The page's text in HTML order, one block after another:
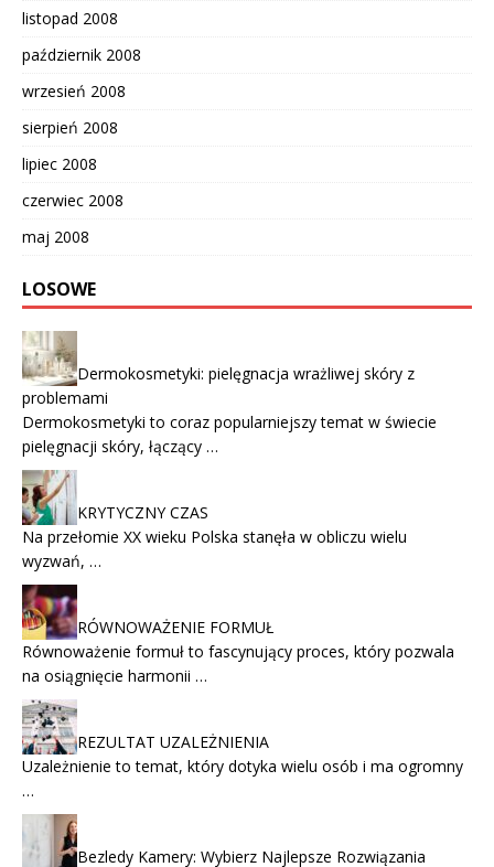
listopad 2008
październik 2008
wrzesień 2008
sierpień 2008
lipiec 2008
czerwiec 2008
maj 2008
LOSOWE
Dermokosmetyki: pielęgnacja wrażliwej skóry z
problemami
Dermokosmetyki to coraz popularniejszy temat w świecie
pielęgnacji skóry, łączący …
KRYTYCZNY CZAS
Na przełomie XX wieku Polska stanęła w obliczu wielu
wyzwań, …
RÓWNOWAŻENIE FORMUŁ
Równoważenie formuł to fascynujący proces, który pozwala
na osiągnięcie harmonii …
REZULTAT UZALEŻNIENIA
Uzależnienie to temat, który dotyka wielu osób i ma ogromny
…
Bezledy Kamery: Wybierz Najlepsze Rozwiązania